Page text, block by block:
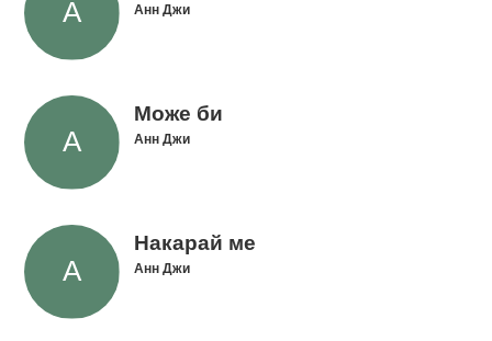
Анн Джи
Може би
Анн Джи
Накарай ме
Анн Джи